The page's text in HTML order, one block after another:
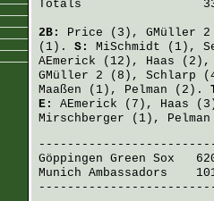
Totals                 33
2B: Price (3), GMüller
(1). S: MiSchmidt (1),
AEmerick (12), Haas
GMüller 2 (8), Schlarp
Maaßen (1), Pelman (2).
E: AEmerick (7), Haas
Mirschberger (1), Pelman
Göppingen Green Sox
Munich Ambassadors